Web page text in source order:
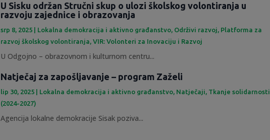
U Sisku održan Stručni skup o ulozi školskog volontiranja u
razvoju zajednice i obrazovanja
srp 8, 2025 Lokalna demokracija i aktivno građanstvo, Održivi razvoj, Platforma za
razvoj školskog volontiranja,VIR: Volonteri za Inovaciju i Razvoj
U Odgojno – obrazovnom i kulturnom centru...
Natječaj za zapošljavanje – program Zaželi
lip 30, 2025 Lokalna demokracija i aktivno građanstvo, Natječaji, Tkanje solidarnosti
(2024-2027)
Agencija lokalne demokracije Sisak poziva...